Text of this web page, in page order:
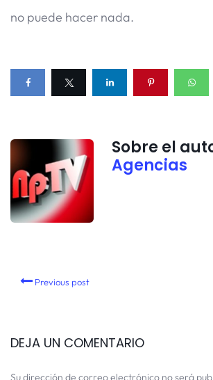
no puede hacer nada.
Sobre el
Agencias
Previous post
DEJA UN COMENTARIO
Su dirección de correo electrónico no será